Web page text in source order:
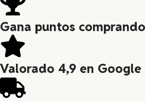
Gana puntos comprando
Valorado 4,9 en Google